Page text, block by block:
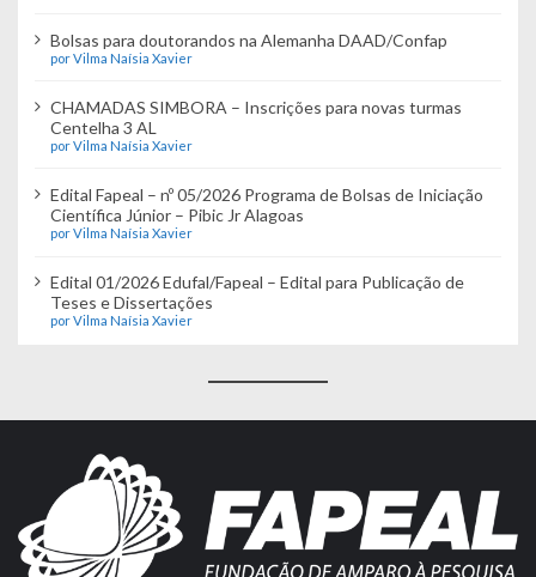
Bolsas para doutorandos na Alemanha DAAD/Confap
por Vilma Naísia Xavier
CHAMADAS SIMBORA – Inscrições para novas turmas
Centelha 3 AL
por Vilma Naísia Xavier
Edital Fapeal – nº 05/2026 Programa de Bolsas de Iniciação
Científica Júnior – Pibic Jr Alagoas
por Vilma Naísia Xavier
Edital 01/2026 Edufal/Fapeal – Edital para Publicação de
Teses e Dissertações
por Vilma Naísia Xavier